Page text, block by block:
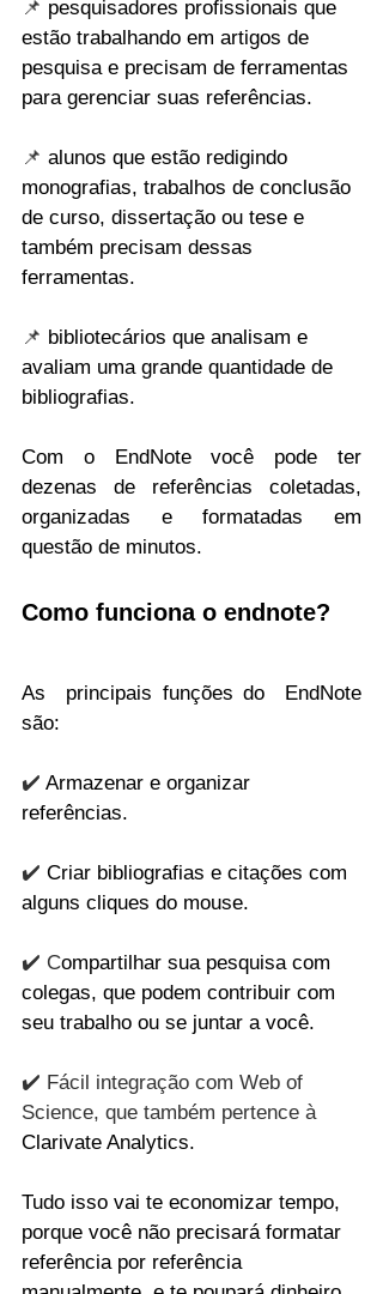
📌 pesquisadores profissionais que
estão trabalhando em artigos de
pesquisa e precisam de ferramentas
para gerenciar suas referências.
📌 alunos que estão redigindo
monografias, trabalhos de conclusão
de curso, dissertação ou tese e
também precisam dessas
ferramentas.
📌 bibliotecários que analisam e
avaliam uma grande quantidade de
bibliografias.
Com o EndNote você pode ter
dezenas de referências coletadas,
organizadas e formatadas em
questão de minutos.
Como funciona o endnote?
As  principais funções do  EndNote
são:
✔️ Armazenar e organizar
referências.
✔️ Criar bibliografias e citações com
alguns cliques do mouse.
✔️ Compartilhar sua pesquisa com
colegas, que podem contribuir com
seu trabalho ou se juntar a você.
✔️ Fácil integração com Web of
Science, que também pertence à
Clarivate Analytics.
Tudo isso vai te economizar tempo,
porque você não precisará formatar
referência por referência